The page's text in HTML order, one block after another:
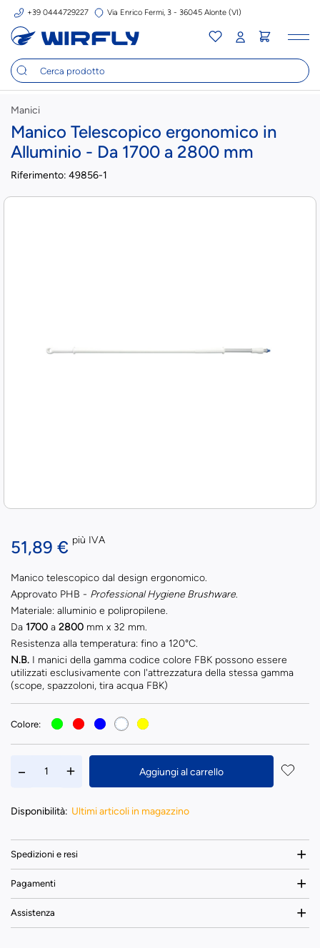
+39 0444729227 Via Enrico Fermi, 3 - 36045 Alonte (VI)
Manici
Manico Telescopico ergonomico in
Alluminio - Da 1700 a 2800 mm
Riferimento: 49856-1
51,89 € più IVA
Manico telescopico dal design ergonomico.
Approvato PHB - Professional Hygiene Brushware.
Materiale: alluminio e polipropilene.
Da 1700 a 2800 mm x 32 mm.
Resistenza alla temperatura: fino a 120°C.
N.B. I manici della gamma codice colore FBK possono essere
utilizzati esclusivamente con l'attrezzatura della stessa gamma
(scope, spazzoloni, tira acqua FBK)
Colore:
Aggiungi al carrello
Disponibilità: Ultimi articoli in magazzino
Spedizioni e resi
Pagamenti
Assistenza